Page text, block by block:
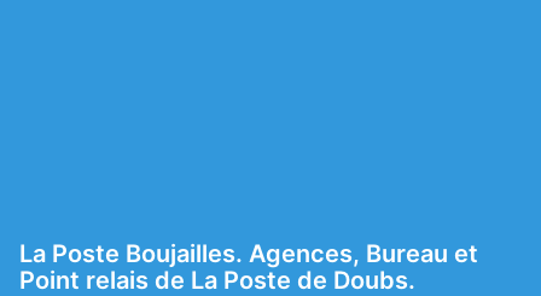
La Poste Boujailles. Agences, Bureau et
Point relais de La Poste de Doubs.